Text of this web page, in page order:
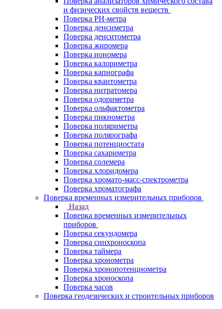
и физических свойств веществ
Поверка PH-метра
Поверка денсиметра
Поверка денситометра
Поверка жиромера
Поверка иономера
Поверка калориметра
Поверка капнографа
Поверка квантометра
Поверка нитратомера
Поверка одориметра
Поверка ольфактометра
Поверка пикнометра
Поверка поляриметра
Поверка полярографа
Поверка потенциостата
Поверка сахариметра
Поверка солемера
Поверка хлоридомера
Поверка хромато-масс-спектрометра
Поверка хроматографа
Поверка временных измерительных приборов
Назад
Поверка временных измерительных
приборов
Поверка секундомера
Поверка синхроноскопа
Поверка таймера
Поверка хронометра
Поверка хронопотенциометра
Поверка хроноскопа
Поверка часов
Поверка геодезических и строительных приборов